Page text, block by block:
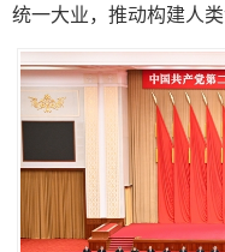
统一大业，推动构建人类